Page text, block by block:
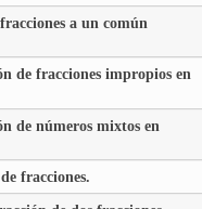
a un común
de fracciones impropios en
de números mixtos en
fracciones.